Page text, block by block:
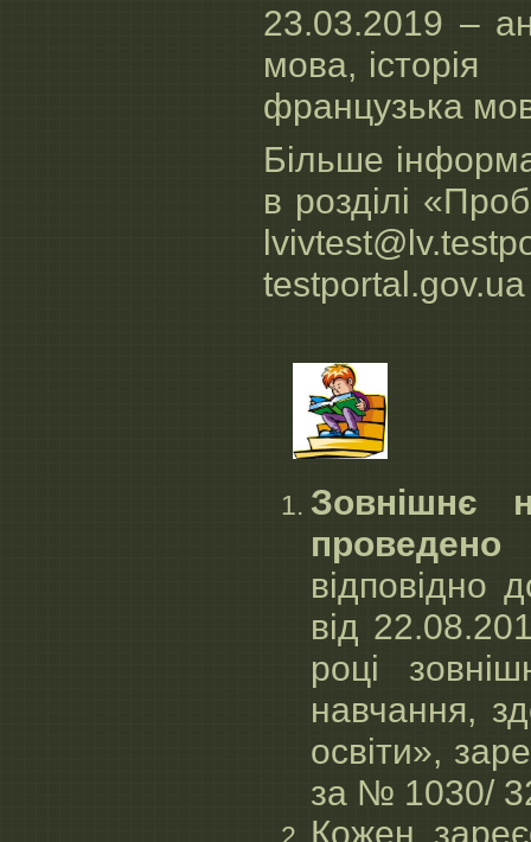
23.03.2019 –
мова, історія
французька
Більше
в розділі
testportal.gov.ua
Зовнішнє
відповідно
від
році
навчання,
освіти»,
за № 1030/
Кожен